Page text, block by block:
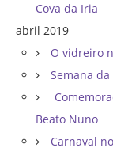
Cova da Iria
abril 2019
O vidreiro
Semana
Beato Nuno
Carnaval